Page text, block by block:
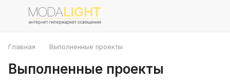
Главная Выполненные проекты
Выполненные проекты